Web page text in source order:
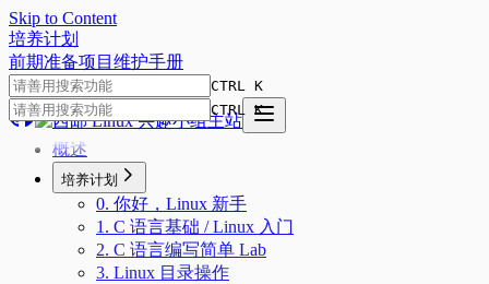
Skip to Content
培养计划
前期准备项目 维护手册
CTRL K
CTRL K
概述
培养计划
0. 你好，Linux 新手
1. C 语言基础 / Linux 入门
2. C 语言编写简单 Lab
3. Linux 目录操作